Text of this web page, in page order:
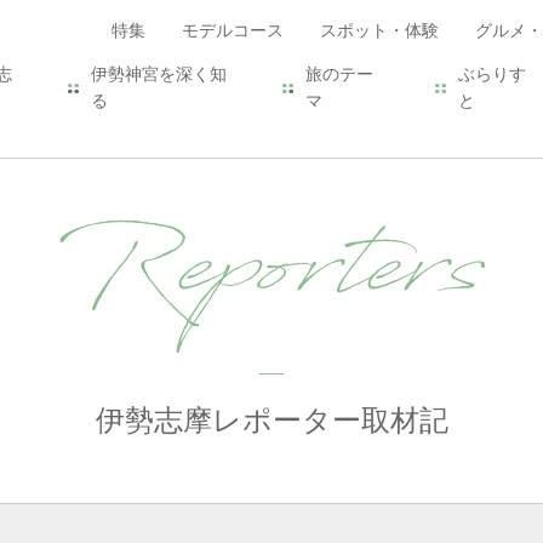
特集 モデルコース スポット・体験 グルメ
伊勢神宮を深く知
る
旅のテー
マ
ぶらりす
と
Reporters
伊勢志摩レポーター取材記